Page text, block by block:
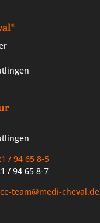
/ 94 65 8-5
/ 94 65 8-7
team@medi-cheval.de